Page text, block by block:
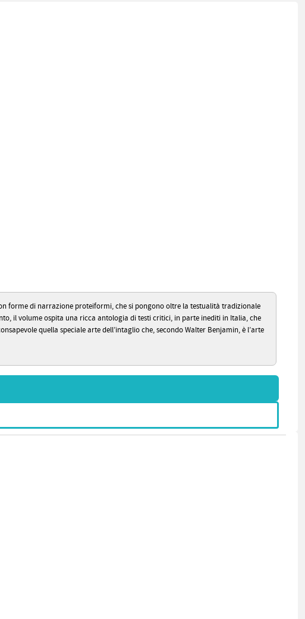
forme di narrazione proteiformi, che si pongono oltre la testualità tradizionale
il volume ospita una ricca antologia di testi critici, in parte inediti in Italia, che
quella speciale arte dell’intaglio che, secondo Walter Benjamin, è l’arte